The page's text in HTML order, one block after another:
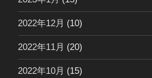
2022年12月 (10)
2022年11月 (20)
2022年10月 (15)